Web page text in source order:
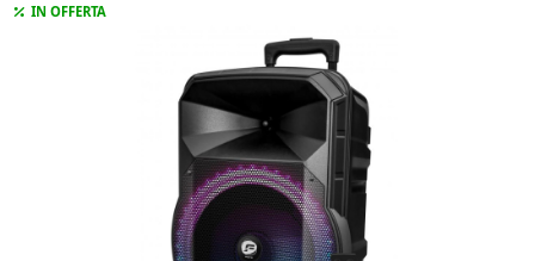
IN OFFERTA